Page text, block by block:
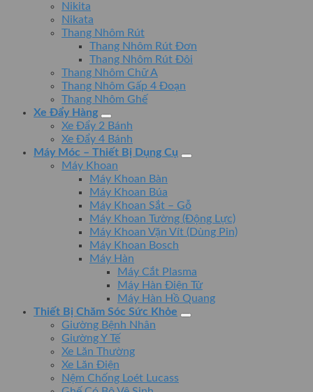
Nikita
Nikata
Thang Nhôm Rút
Thang Nhôm Rút Đơn
Thang Nhôm Rút Đôi
Thang Nhôm Chữ A
Thang Nhôm Gấp 4 Đoạn
Thang Nhôm Ghế
Xe Đẩy Hàng
Xe Đẩy 2 Bánh
Xe Đẩy 4 Bánh
Máy Móc – Thiết Bị Dụng Cụ
Máy Khoan
Máy Khoan Bàn
Máy Khoan Búa
Máy Khoan Sắt – Gỗ
Máy Khoan Tường (Động Lực)
Máy Khoan Vặn Vít (Dùng Pin)
Máy Khoan Bosch
Máy Hàn
Máy Cắt Plasma
Máy Hàn Điện Tử
Máy Hàn Hồ Quang
Thiết Bị Chăm Sóc Sức Khỏe
Giường Bệnh Nhân
Giường Y Tế
Xe Lăn Thường
Xe Lăn Điện
Nệm Chống Loét Lucass